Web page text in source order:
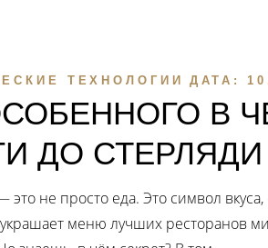
ТЕХНОЛОГИИ ДАТА:
В
ДО СТЕРЛЯДИ
это не просто еда. Это символ
меню лучших ресторанов